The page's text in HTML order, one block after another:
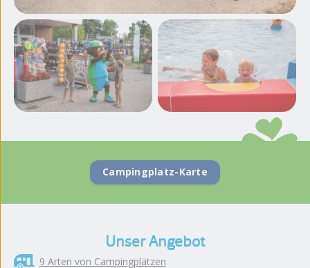
Weitere Fotos und
Campingplatz-Karte
Unser Angebot
9 Arten von Campingplätzen